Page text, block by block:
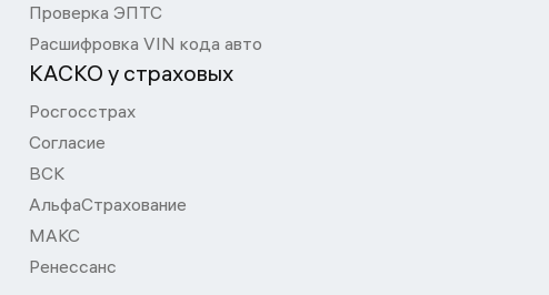
Проверка ЭПТС
Расшифровка VIN кода авто
КАСКО у страховых
Росгосстрах
Согласие
ВСК
АльфаСтрахование
МАКС
Ренессанс